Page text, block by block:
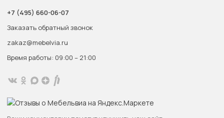
+7 (495) 660-06-07
Заказать обратный звонок
zakaz@mebelvia.ru
Время работы: 09:00 – 21:00